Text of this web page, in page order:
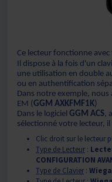
Ce lecteur fonctionne avec
Il dispose à la fois d'un
une utilisation en double
ou en authentification
Dans notre exemple, nous
EM (GGM AXKFMF1K)
Dans le logiciel GGM ACS,
sélectionné votre lecteur,
Clic droit sur le lecteur
Type de Lecteur :
CONFIGURATION
Type de Clavier :